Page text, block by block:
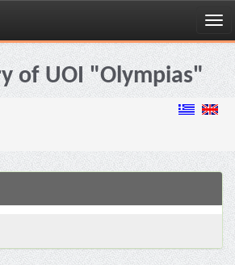
of UOI "Olympias"